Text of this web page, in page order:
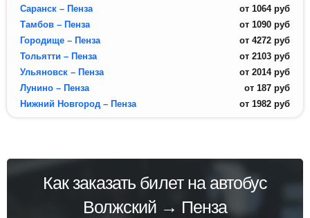
Саранск – Пенза
от 1064 руб
Тамбов – Пенза
от 1090 руб
Городище – Пенза
от 4272 руб
Тольятти – Пенза
от 2103 руб
Ульяновск – Пенза
от 2014 руб
Лунино – Пенза
от 187 руб
Нижний Новгород – Пенза
от 1982 руб
Как заказать билет на автобус
Волжский → Пенза